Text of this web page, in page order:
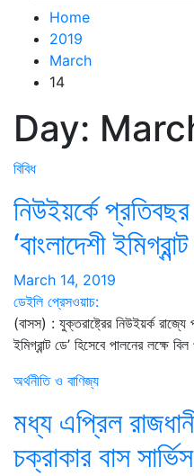
Home
2019
March
14
Day:
বিবিধ
নিউইয়র্কে
‘বাংলাদেশী
March 14, 2019
ডেইলি প্রেসওয়াচ:
(বাসস) : যুক্তরাষ্ট্রের নিউইয়র্ক রাজ্যে
ইমিগ্রান্ট ডে’ হিসেবে পালনের লক্ষে
অর্থনীতি ও বাণিজ্য
মধ্য এপ্রিল
চক্রাকার বাস